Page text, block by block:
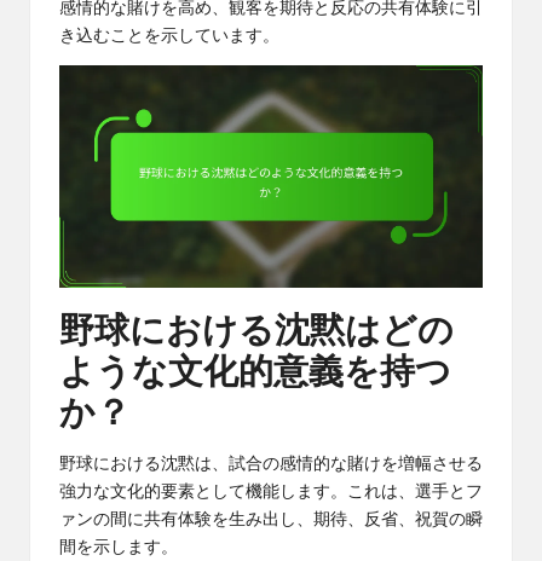
感情的な賭けを高め、観客を期待と反応の共有体験に引
き込むことを示しています。
野球における沈黙はどの
ような文化的意義を持つ
か？
野球における沈黙は、試合の感情的な賭けを増幅させる
強力な文化的要素として機能します。これは、選手とフ
ァンの間に共有体験を生み出し、期待、反省、祝賀の瞬
間を示します。